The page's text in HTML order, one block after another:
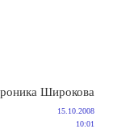
15.10.2008
10:01
Широкова